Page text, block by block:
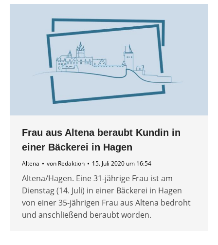
Frau aus Altena beraubt Kundin in
einer Bäckerei in Hagen
Altena von Redaktion 15. Juli 2020 um 16:54
Altena/Hagen. Eine 31-jährige Frau ist am
Dienstag (14. Juli) in einer Bäckerei in Hagen
von einer 35-jährigen Frau aus Altena bedroht
und anschließend beraubt worden.